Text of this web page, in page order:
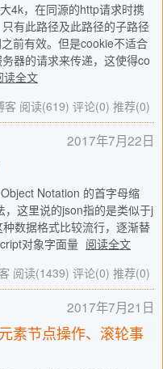
4k，在同源的http请求时携
有此路径及此路径的子路径
前有效。但是cookie不适合
器的请求来传递，这使得co
读全文
客 阅读(619) 评论(0) 推荐(0)
2017年7月22日
Notation 的首字母缩
这里说的json指的是类似于j
数据格式比较流行，逐渐替
对象字面量 阅读全文
阅读(1439) 评论(0) 推荐(0)
2017年7月21日
素节点操作、滚轮事